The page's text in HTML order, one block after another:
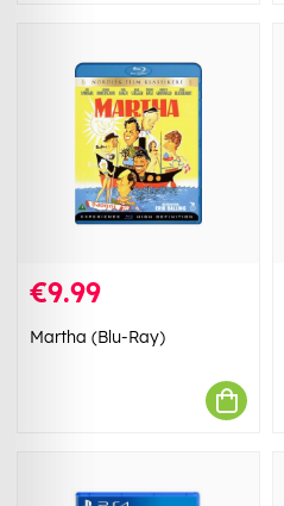
€9.99
Martha (Blu-Ray)